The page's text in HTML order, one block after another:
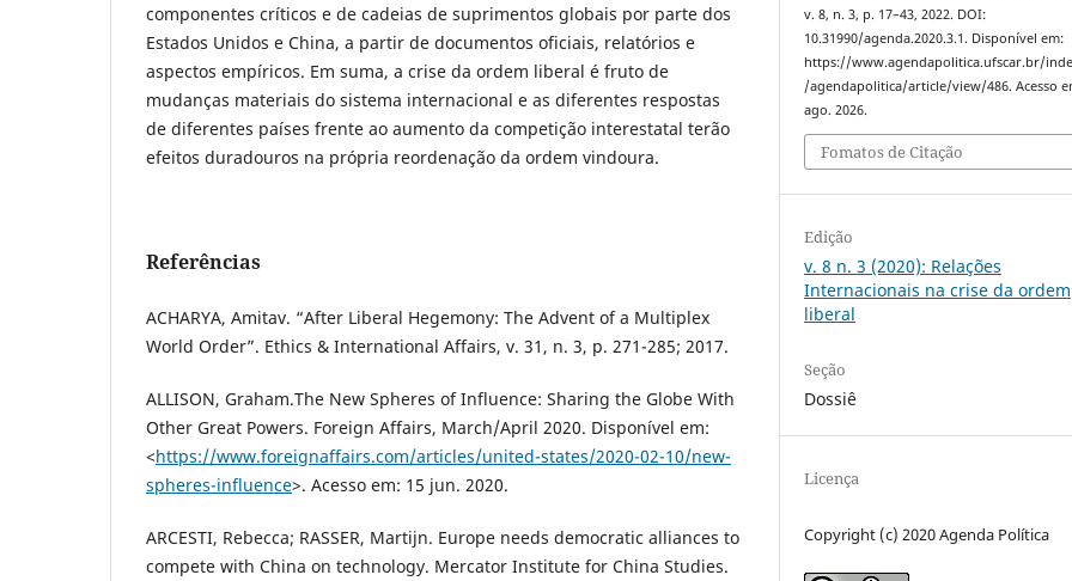
componentes críticos e de cadeias de suprimentos globais por parte dos
Estados Unidos e China, a partir de documentos oficiais, relatórios e
aspectos empíricos. Em suma, a crise da ordem liberal é fruto de
mudanças materiais do sistema internacional e as diferentes respostas
de diferentes países frente ao aumento da competição interestatal terão
efeitos duradouros na própria reordenação da ordem vindoura.
Referências
ACHARYA, Amitav. “After Liberal Hegemony: The Advent of a Multiplex
World Order”. Ethics & International Affairs, v. 31, n. 3, p. 271-285; 2017.
ALLISON, Graham.The New Spheres of Influence: Sharing the Globe With
Other Great Powers. Foreign Affairs, March/April 2020. Disponível em:
<https://www.foreignaffairs.com/articles/united-states/2020-02-10/new-
spheres-influence>. Acesso em: 15 jun. 2020.
ARCESTI, Rebecca; RASSER, Martijn. Europe needs democratic alliances to
compete with China on technology. Mercator Institute for China Studies.
v. 8, n. 3, p. 17–43, 2022. DOI:
10.31990/agenda.2020.3.1. Disponível em:
https://www.agendapolitica.ufscar.br/
/agendapolitica/article/view/486. Acesso
ago. 2026.
Fomatos de Citação
Edição
v. 8 n. 3 (2020): Relações
Internacionais na crise da ordem
liberal
Seção
Dossiê
Licença
Copyright (c) 2020 Agenda Política